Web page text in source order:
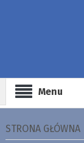
Menu
STRONA GŁÓWNA